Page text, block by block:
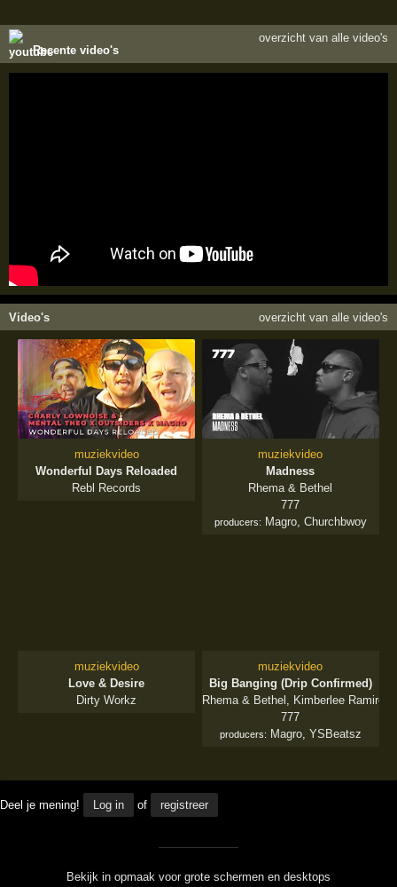
Recente video's
overzicht van alle video's
Video's overzicht van alle video's
muziekvideo
Wonderful Days Reloaded
Rebl Records
muziekvideo
Madness
Rhema & Bethel
777
producers: Magro, Churchbwoy
muziekvideo
Love & Desire
Dirty Workz
muziekvideo
Big Banging (Drip Confirmed)
Rhema & Bethel
Kimberlee Ramirez
777
producers: Magro, YSBeatsz
Deel je mening! Log in of registreer
Bekijk in opmaak voor grote schermen en desktops